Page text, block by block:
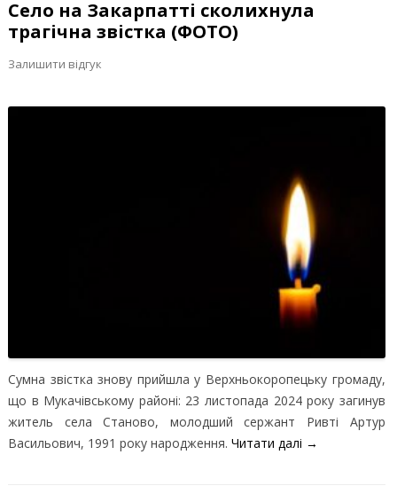
Село на Закарпатті сколихнула
трагічна звістка (ФОТО)
Залишити відгук
Сумна звістка знову прийшла у Верхньокоропецьку громаду,
що в Мукачівському районі: 23 листопада 2024 року загинув
житель села Станово, молодший сержант Ривті Артур
Васильович, 1991 року народження. Читати далі →